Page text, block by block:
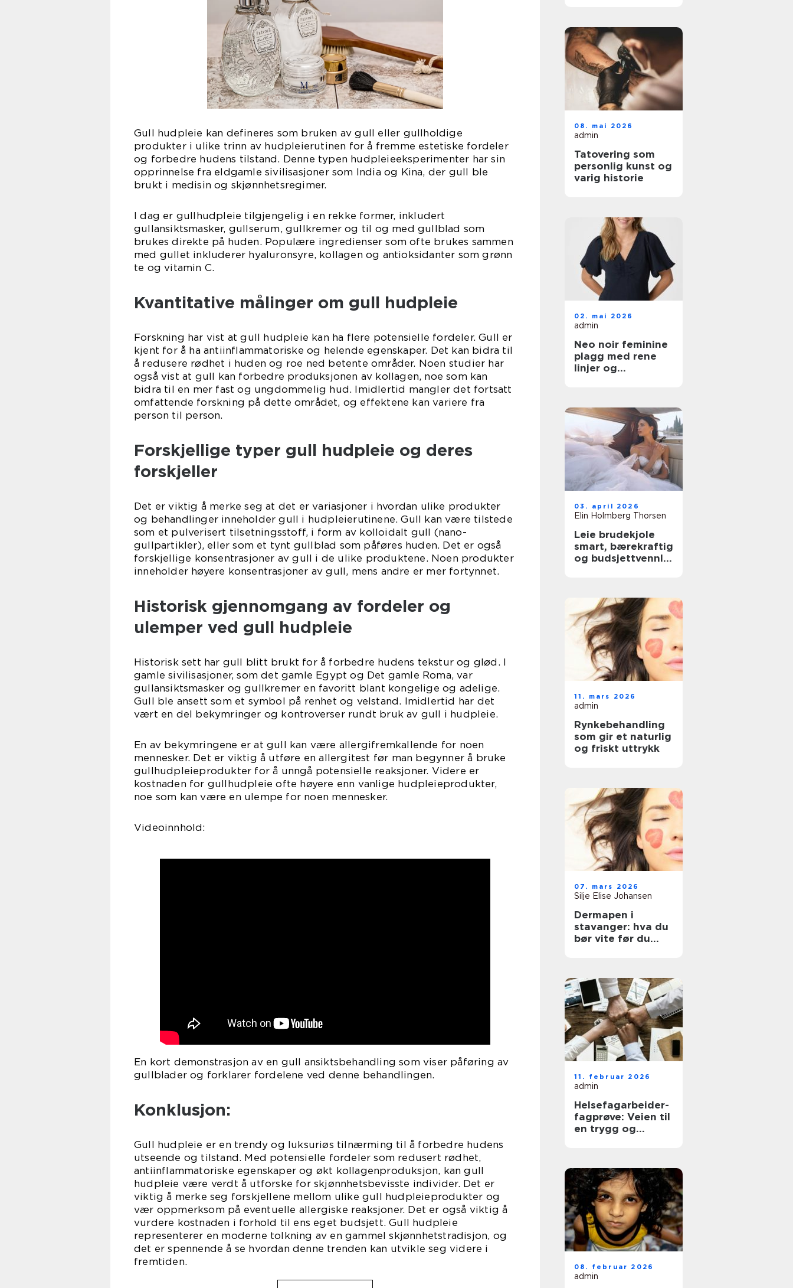
Gull hudpleie kan defineres som bruken av gull eller gullholdige
produkter i ulike trinn av hudpleierutinen for å fremme estetiske fordeler
og forbedre hudens tilstand. Denne typen hudpleieeksperimenter har sin
opprinnelse fra eldgamle sivilisasjoner som India og Kina, der gull ble
brukt i medisin og skjønnhetsregimer.
I dag er gullhudpleie tilgjengelig i en rekke former, inkludert
gullansiktsmasker, gullserum, gullkremer og til og med gullblad som
brukes direkte på huden. Populære ingredienser som ofte brukes sammen
med gullet inkluderer hyaluronsyre, kollagen og antioksidanter som grønn
te og vitamin C.
Kvantitative målinger om gull hudpleie
Forskning har vist at gull hudpleie kan ha flere potensielle fordeler. Gull er
kjent for å ha antiinflammatoriske og helende egenskaper. Det kan bidra til
å redusere rødhet i huden og roe ned betente områder. Noen studier har
også vist at gull kan forbedre produksjonen av kollagen, noe som kan
bidra til en mer fast og ungdommelig hud. Imidlertid mangler det fortsatt
omfattende forskning på dette området, og effektene kan variere fra
person til person.
Forskjellige typer gull hudpleie og deres
forskjeller
Det er viktig å merke seg at det er variasjoner i hvordan ulike produkter
og behandlinger inneholder gull i hudpleierutinene. Gull kan være tilstede
som et pulverisert tilsetningsstoff, i form av kolloidalt gull (nano-
gullpartikler), eller som et tynt gullblad som påføres huden. Det er også
forskjellige konsentrasjoner av gull i de ulike produktene. Noen produkter
inneholder høyere konsentrasjoner av gull, mens andre er mer fortynnet.
Historisk gjennomgang av fordeler og
ulemper ved gull hudpleie
Historisk sett har gull blitt brukt for å forbedre hudens tekstur og glød. I
gamle sivilisasjoner, som det gamle Egypt og Det gamle Roma, var
gullansiktsmasker og gullkremer en favoritt blant kongelige og adelige.
Gull ble ansett som et symbol på renhet og velstand. Imidlertid har det
vært en del bekymringer og kontroverser rundt bruk av gull i hudpleie.
En av bekymringene er at gull kan være allergifremkallende for noen
mennesker. Det er viktig å utføre en allergitest før man begynner å bruke
gullhudpleieprodukter for å unngå potensielle reaksjoner. Videre er
kostnaden for gullhudpleie ofte høyere enn vanlige hudpleieprodukter,
noe som kan være en ulempe for noen mennesker.
Videoinnhold:
En kort demonstrasjon av en gull ansiktsbehandling som viser påføring av
gullblader og forklarer fordelene ved denne behandlingen.
Konklusjon:
Gull hudpleie er en trendy og luksuriøs tilnærming til å forbedre hudens
utseende og tilstand. Med potensielle fordeler som redusert rødhet,
antiinflammatoriske egenskaper og økt kollagenproduksjon, kan gull
hudpleie være verdt å utforske for skjønnhetsbevisste individer. Det er
viktig å merke seg forskjellene mellom ulike gull hudpleieprodukter og
vær oppmerksom på eventuelle allergiske reaksjoner. Det er også viktig å
vurdere kostnaden i forhold til ens eget budsjett. Gull hudpleie
representerer en moderne tolkning av en gammel skjønnhetstradisjon, og
det er spennende å se hvordan denne trenden kan utvikle seg videre i
fremtiden.
08. mai 2026
admin
Tatovering som
personlig kunst og
varig historie
02. mai 2026
admin
Neo noir feminine
plagg med rene
linjer og
03. april 2026
Elin Holmberg Thorsen
Leie brudekjole
smart, bærekraftig
og budsjettvennlig
11. mars 2026
admin
Rynkebehandling
som gir et naturlig
og friskt uttrykk
07. mars 2026
Silje Elise Johansen
Dermapen i
stavanger: hva du
bør vite før du
11. februar 2026
admin
Helsefagarbeider-
fagprøve: Veien til
en trygg og
08. februar 2026
admin